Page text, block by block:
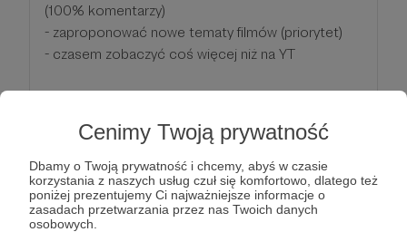
Cenimy Twoją prywatność
Dbamy o Twoją prywatność i chcemy, abyś w czasie
korzystania z naszych usług czuł się komfortowo, dlatego też
poniżej prezentujemy Ci najważniejsze informacje o
zasadach przetwarzania przez nas Twoich danych
osobowych.
(100% komentarzy)
- zaproponować nowe tematy filmów (priorytet)
- czasem zobaczyć coś więcej niż na YT
Wspierasz za tyle ile chcesz. Każda kwota się liczy.
Za każde wsparcie dziękuję!
Patroni: 3